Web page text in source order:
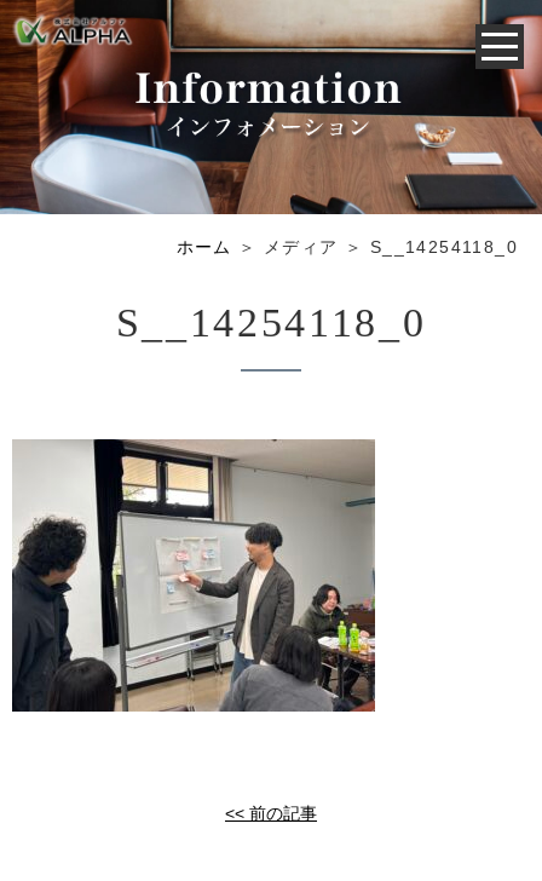
ホーム ＞ メディア ＞ S__14254118_0
S__14254118_0
<< 前の記事